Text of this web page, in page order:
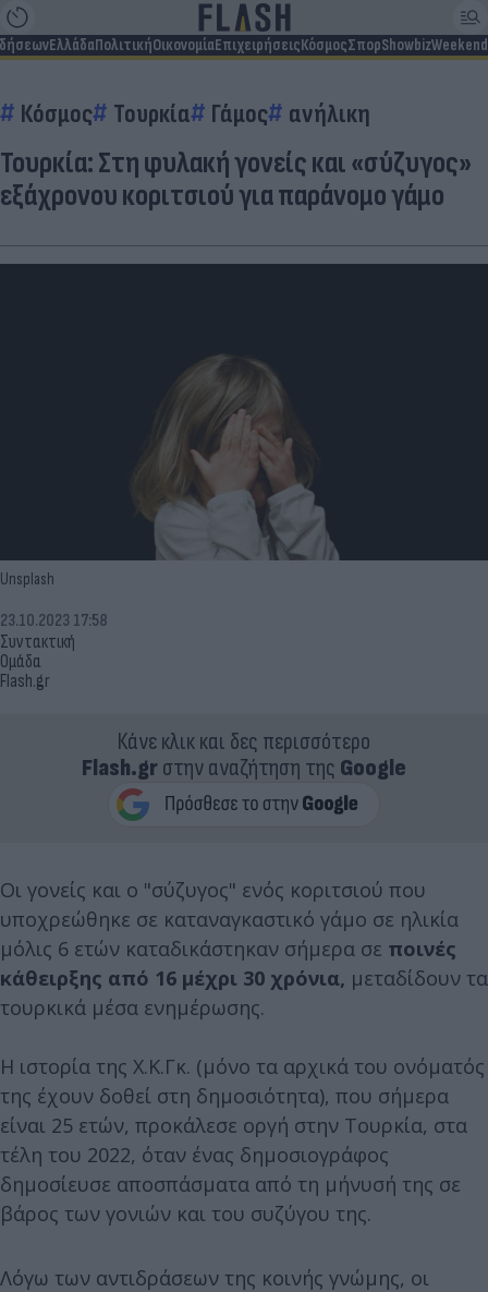
ΕλλάδαΠολιτικήΟικονομίαΕπιχειρήσειςΚόσμοςΣπορShowbizWeekend
Κόσμος Τουρκία Γάμος ανήλικη
Τουρκία: Στη φυλακή γονείς και «σύζυγος»
εξάχρονου κοριτσιού για παράνομο γάμο
Unsplash
Συντακτική
Ομάδα
Flash.gr
23.10.2023 17:58
Κάνε κλικ και δες περισσότερο
Flash.grστην αναζήτηση της Google
Οι γονείς και ο "σύζυγος" ενός κοριτσιού που
υποχρεώθηκε σε καταναγκαστικό γάμο σε ηλικία
μόλις 6 ετών καταδικάστηκαν σήμερα σε ποινές
κάθειρξης από 16 μέχρι 30 χρόνια, μεταδίδουν τα
τουρκικά μέσα ενημέρωσης.
Η ιστορία της Χ.Κ.Γκ. (μόνο τα αρχικά του ονόματός
της έχουν δοθεί στη δημοσιότητα), που σήμερα
είναι 25 ετών, προκάλεσε οργή στην Τουρκία, στα
τέλη του 2022, όταν ένας δημοσιογράφος
δημοσίευσε αποσπάσματα από τη μήνυσή της σε
βάρος των γονιών και του συζύγου της.
Λόγω των αντιδράσεων της κοινής γνώμης, οι